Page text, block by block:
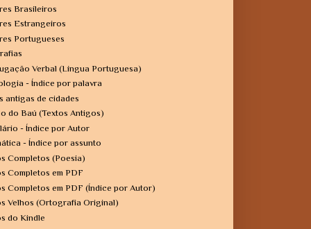
Brasileiros
Estrangeiros
Portugueses
Verbal (Língua Portuguesa)
- Índice por palavra
antigas de cidades
do Baú (Textos Antigos)
- Índice por Autor
- Índice por assunto
Completos (Poesia)
Completos em PDF
Completos em PDF (Índice por Autor)
Velhos (Ortografia Original)
do Kindle